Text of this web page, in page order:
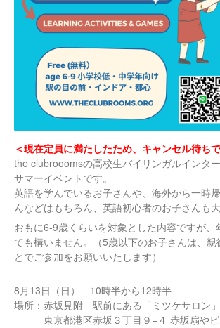
＜現在定員に満たしたため、キャンセル待ち
the clubrooomsの高校生バイリンガルインタ
サマーイベントです。
英語を学んでいるお子さんや、海外から一時
んなどはもちろん、英語初心者のお子さんも大
おもに6-9歳くらいを対象とした内容ですが、
ても構いません。（5歳以下のお子さんは、親
とでご参加をお願いいたします）
8 月 13 日（日） 10時半から 12時半
場所：赤坂見附 駅前にある「ミツケサロン」
東京都港区赤坂３丁目９−４ 赤坂扇やビ